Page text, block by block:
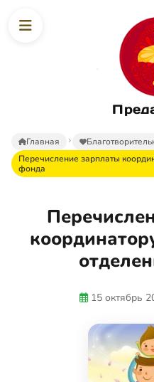
Главная
Перечисление зарплаты
фонда
15 октябрь